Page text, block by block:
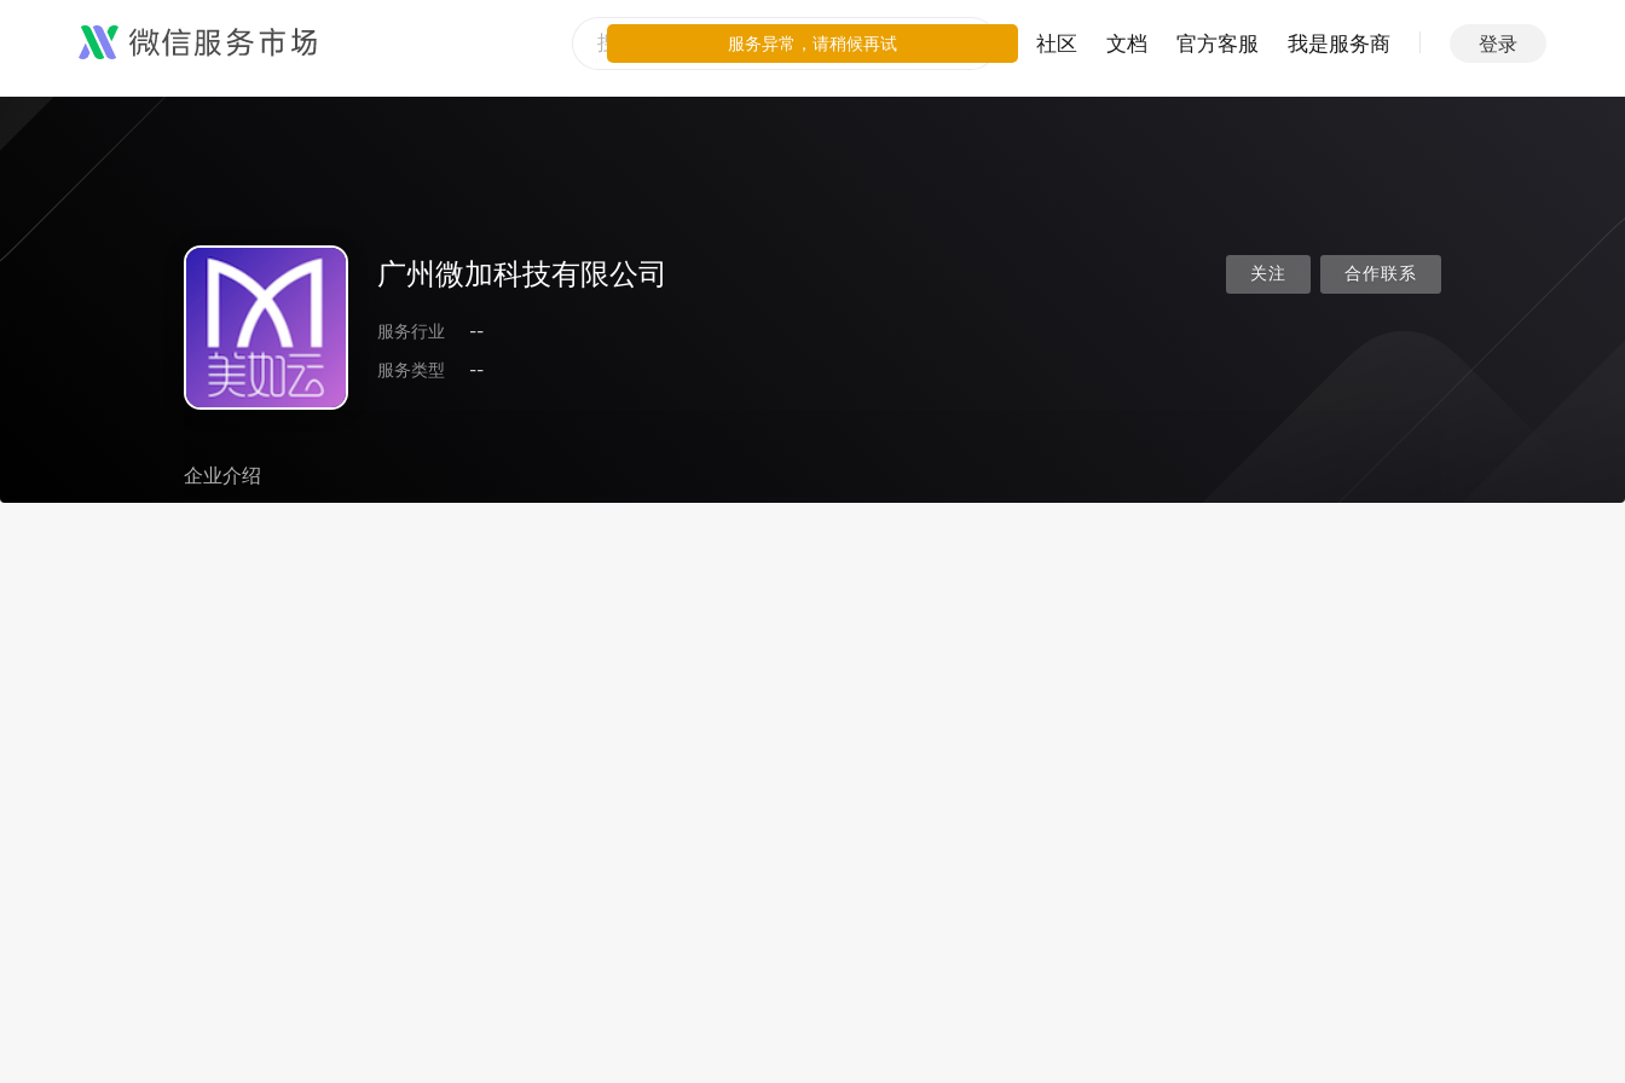
社区 文档 官方客服 我是服务商 登录
广州微加科技有限公司
服务行业
--
服务类型
--
关注 合作联系
企业介绍
服务异常，请稍候再试